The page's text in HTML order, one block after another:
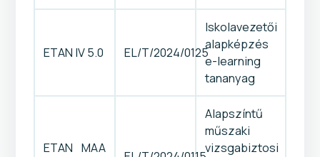
ETAN IV 5.0 EL/T/2024/0125
Iskolavezetői
alapképzés
e-learning
tananyag
ETAN MAA
Alapszíntű
műszaki
vizsgabiztosi